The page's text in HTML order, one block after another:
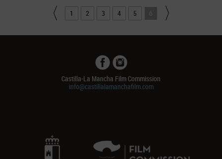
1 2 3 4 5 6
Castilla-La Mancha Film Commission
info@castillalamanchafilm.com